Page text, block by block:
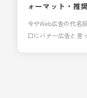
ォーマット・推
今やWeb広告の代名
口にバナー広告と言